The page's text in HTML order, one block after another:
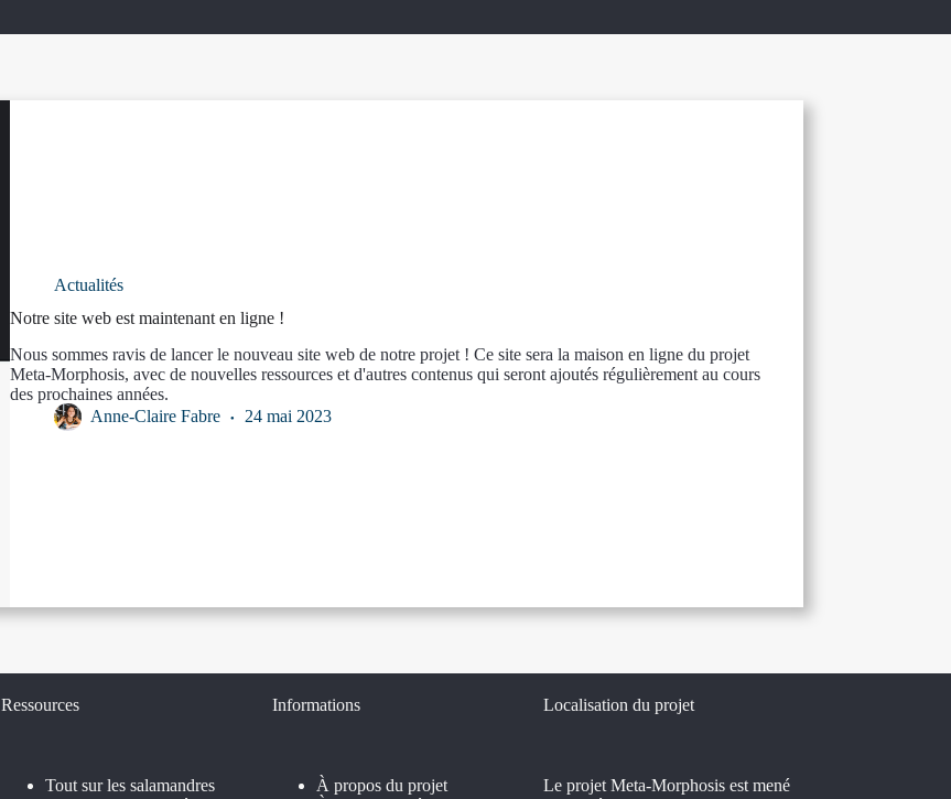
Actualités
Notre site web est maintenant en ligne !
Nous sommes ravis de lancer le nouveau site web de notre projet ! Ce site sera la maison en ligne du projet
Meta-Morphosis, avec de nouvelles ressources et d'autres contenus qui seront ajoutés régulièrement au cours
des prochaines années.
Anne-Claire Fabre
24 mai 2023
Ressources
Tout sur les salamandres
Informations
À propos du projet
Localisation du projet
Le projet Meta-Morphosis est mené